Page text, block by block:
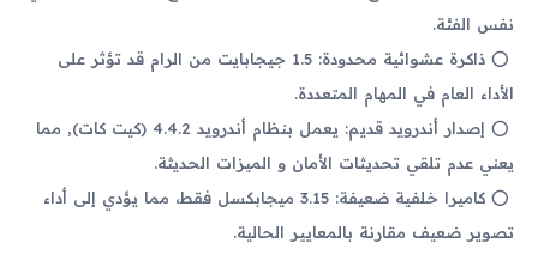
نفس الفئة.
ذاكرة عشوائية محدودة: 1.5 جيجابايت من الرام قد تؤثر على
الأداء العام في المهام المتعددة.
إصدار أندرويد قديم: يعمل بنظام أندرويد 4.4.2 (كيت كات), مما
يعني عدم تلقي تحديثات الأمان و الميزات الحديثة.
كاميرا خلفية ضعيفة: 3.15 ميجابكسل فقط، مما يؤدي إلى أداء
تصوير ضعيف مقارنة بالمعايير الحالية.